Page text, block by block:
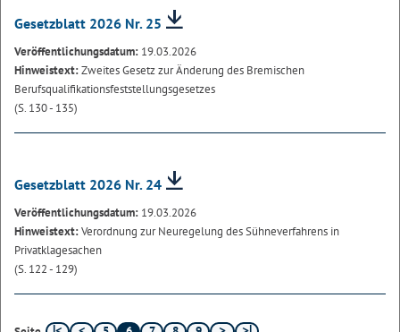
Gesetzblatt 2026 Nr. 25
Veröffentlichungsdatum: 19.03.2026
Hinweistext:Zweites Gesetz zur Änderung des Bremischen
Berufsqualifikationsfeststellungsgesetzes
(S. 130 - 135)
Gesetzblatt 2026 Nr. 24
Veröffentlichungsdatum: 19.03.2026
Hinweistext:Verordnung zur Neuregelung des Sühneverfahrens in
Privatklagesachen
(S. 122 - 129)